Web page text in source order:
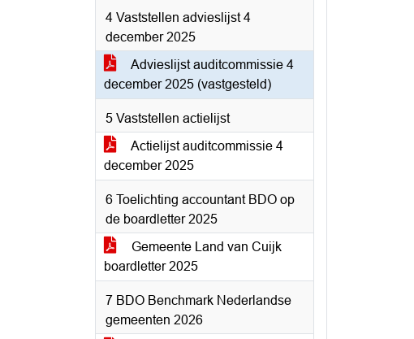
4 Vaststellen advieslijst 4
december 2025
Advieslijst auditcommissie 4
december 2025 (vastgesteld)
5 Vaststellen actielijst
Actielijst auditcommissie 4
december 2025
6 Toelichting accountant BDO op
de boardletter 2025
Gemeente Land van Cuijk
boardletter 2025
7 BDO Benchmark Nederlandse
gemeenten 2026